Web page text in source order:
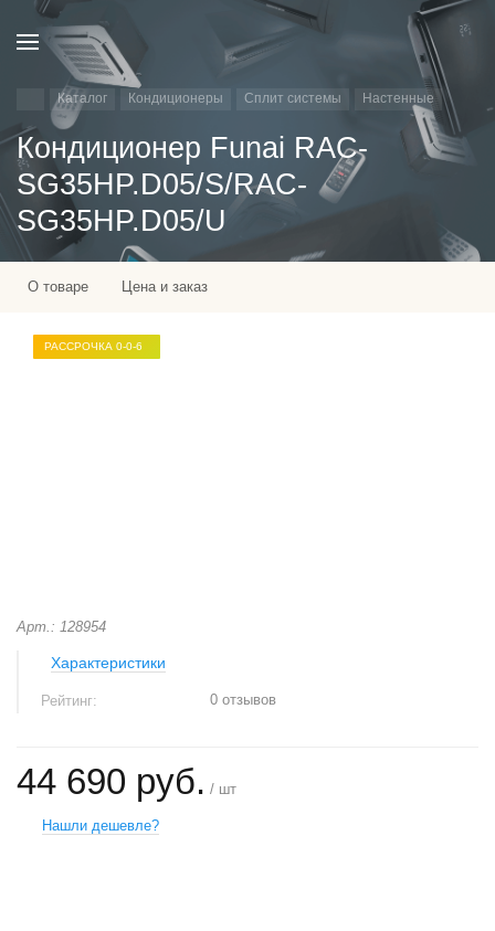
Каталог Кондиционеры Сплит системы Настенные
Кондиционер Funai RAC-
SG35HP.D05/S/RAC-
SG35HP.D05/U
О товаре Цена и заказ
РАССРОЧКА 0-0-6
Арт.: 128954
Характеристики
Рейтинг: 0 отзывов
44 690 руб. / шт
Нашли дешевле?